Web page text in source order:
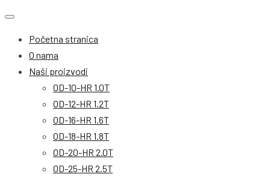
Početna stranica
O nama
Naši proizvodi
OD-10-HR 1.0T
OD-12-HR 1.2T
OD-16-HR 1.6T
OD-18-HR 1.8T
OD-20-HR 2.0T
OD-25-HR 2.5T